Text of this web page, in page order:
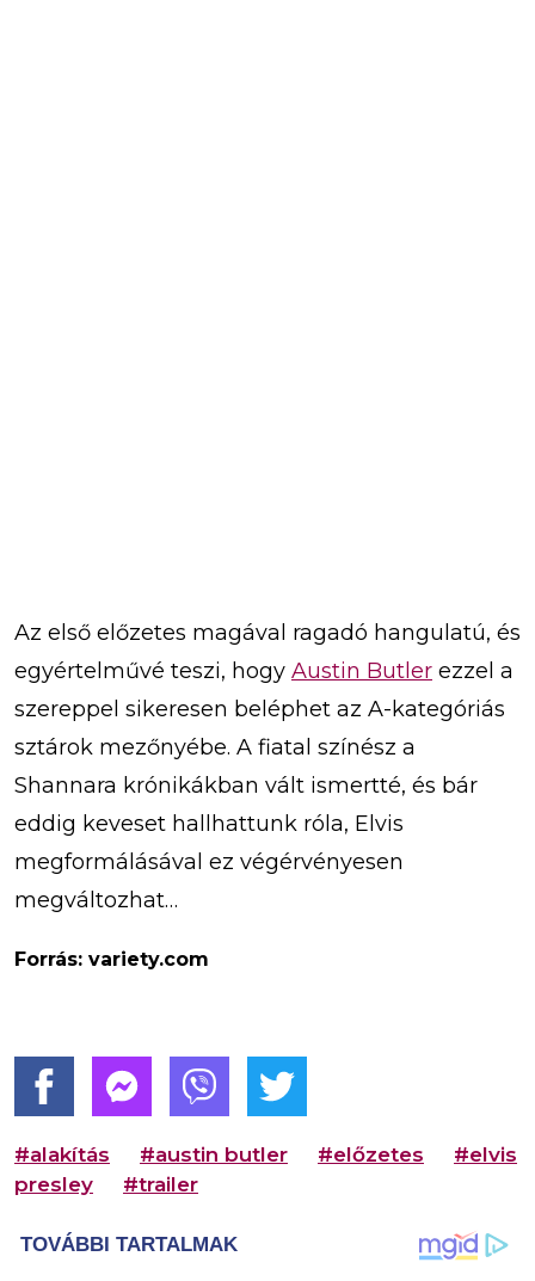
Az első előzetes magával ragadó hangulatú, és
egyértelművé teszi, hogy Austin Butler ezzel a
szereppel sikeresen beléphet az A-kategóriás
sztárok mezőnyébe. A fiatal színész a
Shannara krónikákban vált ismertté, és bár
eddig keveset hallhattunk róla, Elvis
megformálásával ez végérvényesen
megváltozhat…
Forrás: variety.com
#alakítás #austin butler #előzetes
#elvis
presley
#trailer